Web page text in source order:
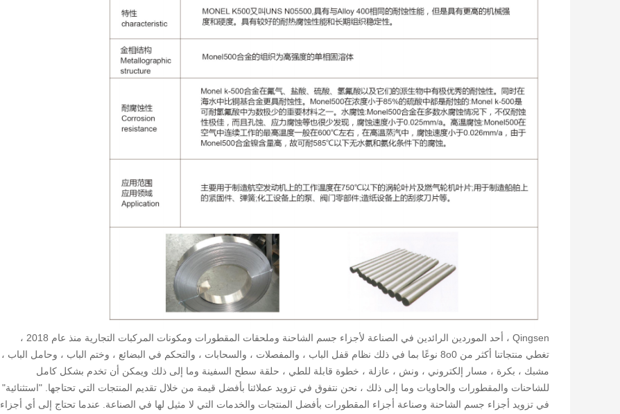
Qingsen ، أحد الموردين الرائدين في الصناعة لأجزاء جسم الشاحنة وملحقات المقطورات ومكونات المركبات التجارية منذ عام 2018 ،
تغطي منتجاتنا أكثر من 8o0 نوعًا بما في ذلك نظام قفل الباب ، والمفصلات ، والسحابات ، والتحكم في البضائع ، وختم الباب ، وحامل الباب ،
مشبك ، بكرة ، مسار إلكتروني ، ونش ، عازلة ، خطوة قابلة للطي ، حلقة سطح السفينة وما إلى ذلك ويمكن أن تخدم بشكل كامل
للشاحنات والمقطورات والحاويات وما إلى ذلك ، نحن نتفوق في تزويد عملائنا بأفضل قيمة من خلال تقديم المنتجات التي تحتاجها. "استثنائية"
في تزويد أجزاء جسم الشاحنة وصناعة أجزاء المقطورات بأفضل المنتجات والخدمات التي لا مثيل لها في الصناعة. عندما تحتاج إلى أي أجزاء